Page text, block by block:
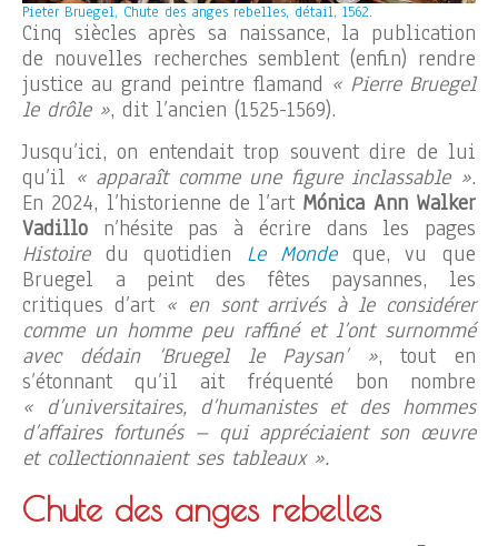
Pieter Bruegel, Chute des anges rebelles, détail, 1562.
Cinq siècles après sa naissance, la publication
de nouvelles recherches semblent (enfin) rendre
justice au grand peintre flamand « Pierre Bruegel
le drôle », dit l’ancien (1525-1569).
Jusqu’ici, on entendait trop souvent dire de lui
qu’il « apparaît comme une figure inclassable ».
En 2024, l’historienne de l’art Mónica Ann Walker
Vadillo n’hésite pas à écrire dans les pages
Histoiredu quotidien Le Mondeque, vu que
Bruegel a peint des fêtes paysannes, les
critiques d’art « en sont arrivés à le considérer
comme un homme peu raffiné et l’ont surnommé
avec dédain ‘Bruegel le Paysan’ », tout en
s’étonnant qu’il ait fréquenté bon nombre
« d’universitaires, d’humanistes et des hommes
d’affaires fortunés – qui appréciaient son œuvre
et collectionnaient ses tableaux ».
Chute des anges rebelles